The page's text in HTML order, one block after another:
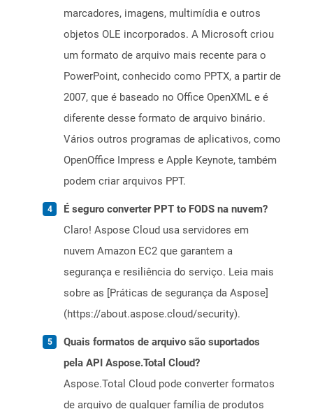
marcadores, imagens, multimídia e outros
objetos OLE incorporados. A Microsoft criou
um formato de arquivo mais recente para o
PowerPoint, conhecido como PPTX, a partir de
2007, que é baseado no Office OpenXML e é
diferente desse formato de arquivo binário.
Vários outros programas de aplicativos, como
OpenOffice Impress e Apple Keynote, também
podem criar arquivos PPT.
É seguro converter PPT to FODS na nuvem?
Claro! Aspose Cloud usa servidores em
nuvem Amazon EC2 que garantem a
segurança e resiliência do serviço. Leia mais
sobre as [Práticas de segurança da Aspose]
(https://about.aspose.cloud/security).
Quais formatos de arquivo são suportados
pela API Aspose.Total Cloud?
Aspose.Total Cloud pode converter formatos
de arquivo de qualquer família de produtos